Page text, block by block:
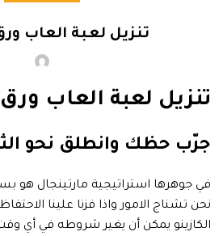
تنزيل لعبة العاب
تنزيل لعبة العاب ورق
جرّب حظك وانطلق نحو
في جوهرها استراتيجية مارتينجال هو
نحن تشناج الامور واذا فزنا علينا
الكازينو يمكن أن يغير شروطه في أي